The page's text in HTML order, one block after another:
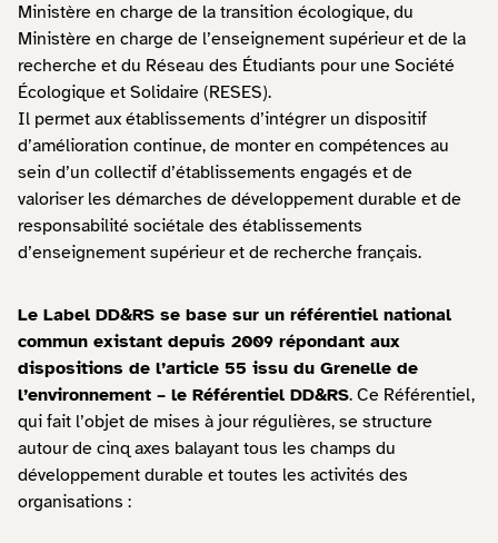
Ministère en charge de la transition écologique, du
Ministère en charge de l’enseignement supérieur et de la
recherche et du Réseau des Étudiants pour une Société
Écologique et Solidaire (RESES).
Il permet aux établissements d’intégrer un dispositif
d’amélioration continue, de monter en compétences au
sein d’un collectif d’établissements engagés et de
valoriser les démarches de développement durable et de
responsabilité sociétale des établissements
d’enseignement supérieur et de recherche français.
Le Label DD&RS se base sur un référentiel national
commun existant depuis 2009 répondant aux
dispositions de l’article 55 issu du Grenelle de
l’environnement – le Référentiel DD&RS. Ce Référentiel,
qui fait l’objet de mises à jour régulières, se structure
autour de cinq axes balayant tous les champs du
développement durable et toutes les activités des
organisations :